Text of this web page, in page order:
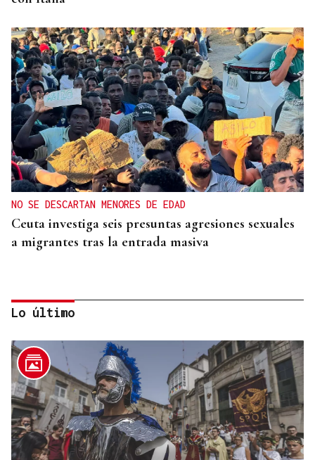
NO SE DESCARTAN MENORES DE EDAD
Ceuta investiga seis presuntas agresiones sexuales
a migrantes tras la entrada masiva
ADVIERTE CONTRA RETORNOS
Lo último